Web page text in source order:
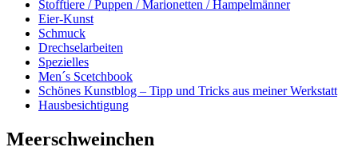
Stofftiere / Puppen / Marionetten / Hampelmänner
Eier-Kunst
Schmuck
Drechselarbeiten
Spezielles
Men´s Scetchbook
Schönes Kunstblog – Tipp und Tricks aus meiner Werkstatt
Hausbesichtigung
Meerschweinchen